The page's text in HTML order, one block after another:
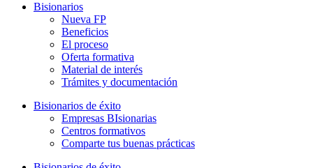
Bisionarios
Nueva FP
Beneficios
El proceso
Oferta formativa
Material de interés
Trámites y documentación
Bisionarios de éxito
Empresas BIsionarias
Centros formativos
Comparte tus buenas prácticas